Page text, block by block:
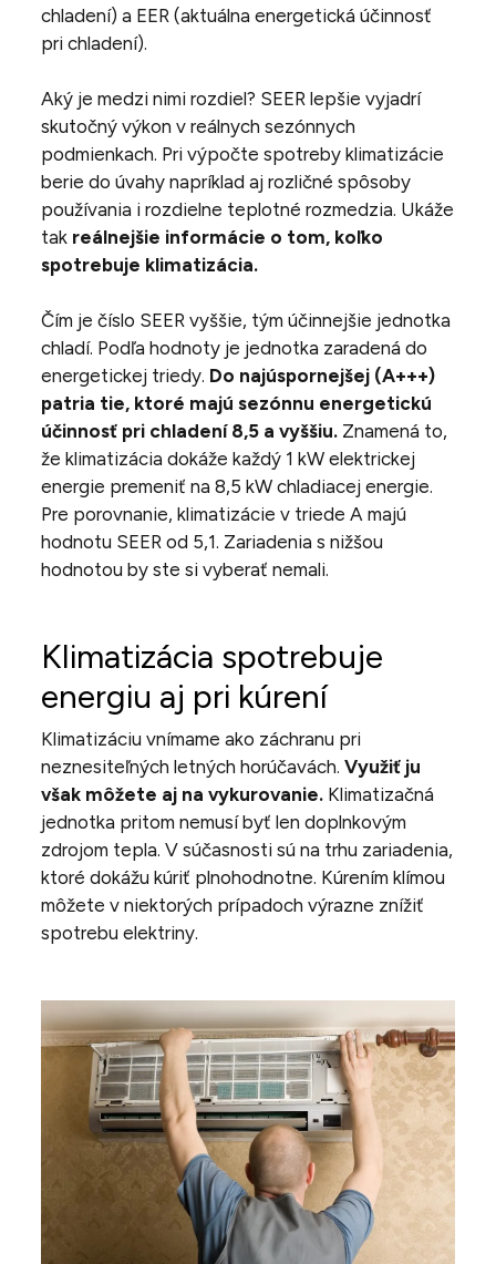
chladení) a EER (aktuálna energetická účinnosť
pri chladení).
Aký je medzi nimi rozdiel? SEER lepšie vyjadrí
skutočný výkon v reálnych sezónnych
podmienkach. Pri výpočte spotreby klimatizácie
berie do úvahy napríklad aj rozličné spôsoby
používania i rozdielne teplotné rozmedzia. Ukáže
tak reálnejšie informácie o tom, koľko
spotrebuje klimatizácia.
Čím je číslo SEER vyššie, tým účinnejšie jednotka
chladí. Podľa hodnoty je jednotka zaradená do
energetickej triedy. Do najúspornejšej (A+++)
patria tie, ktoré majú sezónnu energetickú
účinnosť pri chladení 8,5 a vyššiu. Znamená to,
že klimatizácia dokáže každý 1 kW elektrickej
energie premeniť na 8,5 kW chladiacej energie.
Pre porovnanie, klimatizácie v triede A majú
hodnotu SEER od 5,1. Zariadenia s nižšou
hodnotou by ste si vyberať nemali.
Klimatizácia spotrebuje
energiu aj pri kúrení
Klimatizáciu vnímame ako záchranu pri
neznesiteľných letných horúčavách.Využiť ju
však môžete aj na vykurovanie. Klimatizačná
jednotka pritom nemusí byť len doplnkovým
zdrojom tepla. V súčasnosti sú na trhu zariadenia,
ktoré dokážu kúriť plnohodnotne. Kúrením klímou
môžete v niektorých prípadoch výrazne znížiť
spotrebu elektriny.